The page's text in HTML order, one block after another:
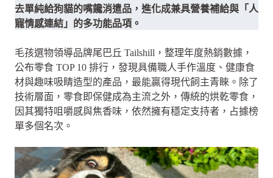
去單純給狗貓的嘴饞消遣品，進化成兼具營養補給與「人
寵情感連結」的多功能品項。
毛孩選物領導品牌尾巴丘 Tailshill，整理年度熱銷數據，
公布零食 TOP 10 排行，發現具備職人手作溫度、健康食
材與趣味吸睛造型的產品，最能贏得現代飼主青睞。除了
技術層面，零食即保健成為主流之外，傳統的烘乾零食，
因其獨特咀嚼感與焦香味，依然擁有穩定支持者，占據榜
單多個名次。